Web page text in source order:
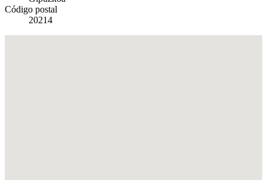
Código postal
20214